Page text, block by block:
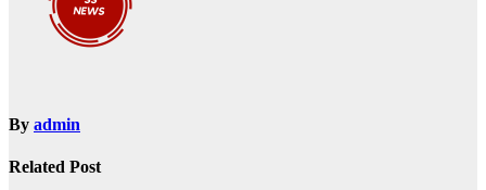
By admin
Related Post